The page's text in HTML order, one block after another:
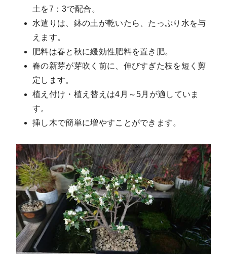
土を7：3で配合。
水遣りは、鉢の土が乾いたら、たっぷり水を与
えます。
肥料は春と秋に緩効性肥料を置き肥。
春の新芽が芽吹く前に、伸びすぎた枝を短く剪
定します。
植え付け・植え替えは4月～5月が適していま
す。
挿し木で簡単に増やすことができます。